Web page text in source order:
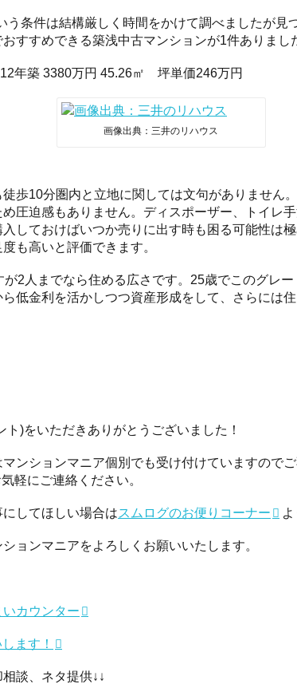
う条件は結構厳しく時間をかけて調べましたが見
すすめできる築浅中古マンションが1件ありまし
年築 3380万円 45.26㎡ 坪単価246万円
画像出典：三井のリハウス
歩10分圏内と立地に関しては文句がありません
圧迫感もありません。ディスポーザー、トイレ
しておけばいつか売りに出す時も困る可能性は
も高いと評価できます。
2人までなら住める広さです。25歳でこのグレ
低金利を活かしつつ資産形成をして、さらには
ト)をいただきありがとうございました！
ンションマニア個別でも受け付けていますので
軽にご連絡ください。
してほしい場合はスムログのお便りコーナー
ョンマニアをよろしくお願いいたします。
カウンター
ます！
談、ネタ提供↓↓